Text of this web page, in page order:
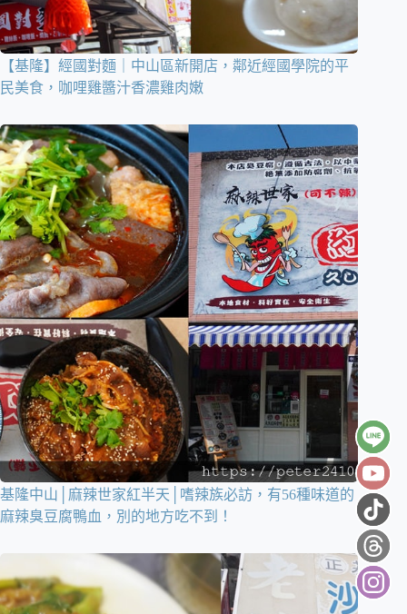
【基隆】經國對麵｜中山區新開店，鄰近經國學院的平
民美食，咖哩雞醬汁香濃雞肉嫩
基隆中山│麻辣世家紅半天│嗜辣族必訪，有56種味道的
麻辣臭豆腐鴨血，別的地方吃不到！